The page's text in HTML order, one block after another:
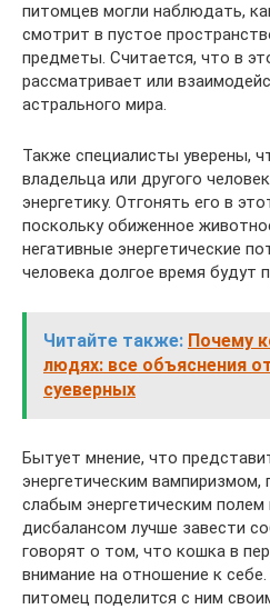
питомцев могли наблюдать,
смотрит в пустое
предметы. Считается, что в
рассматривает или
астрального мира.
Также специалисты уверены,
владельца или другого
энергетику. Отгонять его в
поскольку обиженное
негативные энергетические
человека долгое время будут
Читайте также: Почему
людях: все объяснения
суеверных
Бытует мнение, что
энергетическим
слабым энергетическим полем
дисбалансом лучше завести
говорят о том, что кошка в
внимание на отношение к
питомец поделится с ним